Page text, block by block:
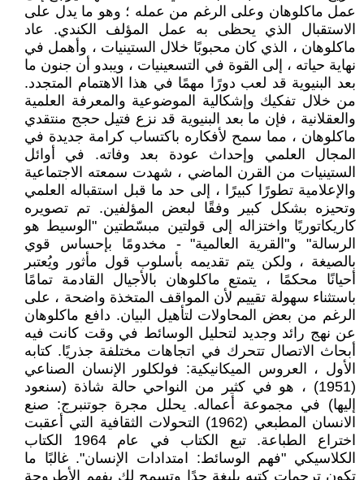
عمل ماكلوهان وعلى الرغم من عمله ؛ وهو ما يدل على
الاستقبال الذي يحظى به عمل المؤلف الكندي. عاد
ماكلوهان ، الذي كان محبوبًا خلال الستينيات ، وأهمل في
نهاية حياته ، إلى القوة في التسعينيات ، ويبدو أن جنون ما
بعد البنيوية قد لعب دورًا مهمًا في هذا الاهتمام المتجدد.
من خلال تفكيك وإشكالية الموضوعية والمعرفة العلمية
والعقلانية ، فإن ما بعد البنيوية قد نزع فتيل حجج منتقدي
ماكلوهان ، مما سمح لأفكاره باكتساب كرامة جديدة في
المجال العلمي وإحداث عودة بعد وفاته. في أوائل
الستينيات من القرن الماضي ، شهدت سمعته الاجتماعية
والإعلامية تطورًا كبيرًا ، إلى حد ما قبل استقباله العلمي
وتحيزه بشكل كبير وفقًا لبعض المؤلفين. تم تصويره
كاريكاتوريًا واختزاله إلى قولتين مبسّطتين "الوسيط هو
الرسالة" و"القرية العالمية" - مخدومًا بإحساس قوي
بالصيغة ، ولكن يتم تقديمه بأسلوب قول مأثور ويُعتبر
أحيانًا محكمًا ، يتمتع ماكلوهان بالأجيال القادمة تمامًا
باستثناء سهولة تقييم لأن المواقف المتخذة واضحة ، على
الرغم من بعض المحاولات لتأهيل البيان. دافع ماكلوهان
عن نهج رائد وجديد لتحليل الوسائط في وقت كانت فيه
أبحاث الاتصال تتحرك في اتجاهات مختلفة جذريًا. كتابه
الأول ، العروس الميكانيكية: فولكلور الإنسان الصناعي
(1951) ، هو في كثير من النواحي حالة شاذة (سنعود
إليها) في مجموعة أعماله. يحلل مجرة جوتنبرج: صنع
الانسان المطبعي (1962) التحولات الثقافية التي أعقبت
اختراع الطباعة. تبع الكتاب في عام 1964 الكتاب
الكلاسيكي "فهم الوسائط: امتدادات الإنسان". غالبًا ما
تكون ترجمات كتبه بليغة جدًا وتسمح لك بفهم الأطروحة